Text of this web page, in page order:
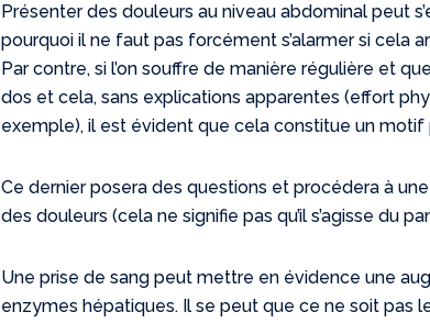
Présenter des douleurs au niveau abdominal peut
pourquoi il ne faut pas forcément s’alarmer si cela
Par contre, si l’on souffre de manière régulière et
dos et cela, sans explications apparentes (effort
exemple), il est évident que cela constitue un
Ce dernier posera des questions et procédera à
des douleurs (cela ne signifie pas qu’il s’agisse du
Une prise de sang peut mettre en évidence une
enzymes hépatiques. Il se peut que ce ne soit pas